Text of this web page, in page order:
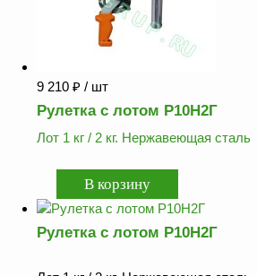
Метрологическое
оборудование
Рукава, шланги и
техпластина МБС
Соединительная
Устройства
заземления
автоцистерн и
комплектующие
9 210 ₽ / шт
Рулетка с лотом Р10Н2Г
Лот 1 кг / 2 кг. Нержавеющая сталь
Рулетка с лотом Р10Н2Г